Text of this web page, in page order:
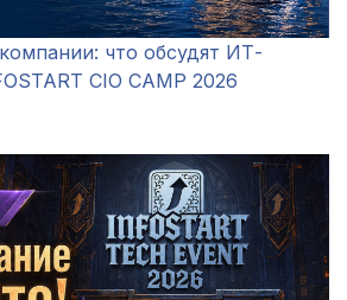
что обсудят ИТ-
CIO CAMP 2026